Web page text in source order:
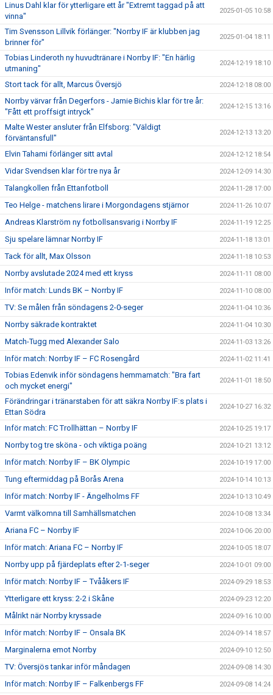
Linus Dahl klar för ytterligare ett år "Extremt taggad på att
vinna"
2025-01-05 10:58
Tim Svensson Lillvik förlänger: "Norrby IF är klubben jag
brinner för"
2025-01-04 18:11
Tobias Linderoth ny huvudtränare i Norrby IF: "En härlig
utmaning"
2024-12-19 18:10
Stort tack för allt, Marcus Översjö 2024-12-18 08:00
Norrby värvar från Degerfors - Jamie Bichis klar för tre år:
"Fått ett proffsigt intryck"
2024-12-15 13:16
Malte Wester ansluter från Elfsborg: "Väldigt
förväntansfull"
2024-12-13 13:20
Elvin Tahami förlänger sitt avtal 2024-12-12 18:54
Vidar Svendsen klar för tre nya år 2024-12-09 14:30
Talangkollen från Ettanfotboll 2024-11-28 17:00
Teo Helge - matchens lirare i Morgondagens stjärnor 2024-11-26 10:07
Andreas Klarström ny fotbollsansvarig i Norrby IF 2024-11-19 12:25
Sju spelare lämnar Norrby IF 2024-11-18 13:01
Tack för allt, Max Olsson 2024-11-18 10:53
Norrby avslutade 2024 med ett kryss 2024-11-11 08:00
Inför match: Lunds BK – Norrby IF 2024-11-10 08:00
TV: Se målen från söndagens 2-0-seger 2024-11-04 10:36
Norrby säkrade kontraktet 2024-11-04 10:30
Match-Tugg med Alexander Salo 2024-11-03 13:26
Inför match: Norrby IF – FC Rosengård 2024-11-02 11:41
Tobias Edenvik inför söndagens hemmamatch: "Bra fart
och mycket energi"
2024-11-01 18:50
Förändringar i tränarstaben för att säkra Norrby IF:s plats i
Ettan Södra
2024-10-27 16:32
Inför match: FC Trollhättan – Norrby IF 2024-10-25 19:17
Norrby tog tre sköna - och viktiga poäng 2024-10-21 13:12
Inför match: Norrby IF – BK Olympic 2024-10-19 17:00
Tung eftermiddag på Borås Arena 2024-10-14 10:13
Inför match: Norrby IF - Ängelholms FF 2024-10-13 10:49
Varmt välkomna till Samhällsmatchen 2024-10-08 13:34
Ariana FC – Norrby IF 2024-10-06 20:00
Inför match: Ariana FC – Norrby IF 2024-10-05 18:07
Norrby upp på fjärdeplats efter 2-1-seger 2024-10-01 09:00
Inför match: Norrby IF – Tvååkers IF 2024-09-29 18:53
Ytterligare ett kryss: 2-2 i Skåne 2024-09-23 12:20
Målrikt när Norrby kryssade 2024-09-16 10:00
Inför match: Norrby IF – Onsala BK 2024-09-14 18:57
Marginalerna emot Norrby 2024-09-10 12:50
TV: Översjös tankar inför måndagen 2024-09-08 14:30
Inför match: Norrby IF – Falkenbergs FF 2024-09-08 14:24